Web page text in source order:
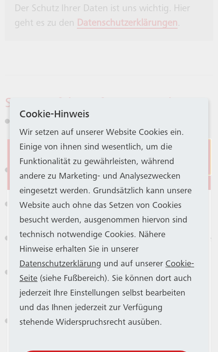
Der Schutz Ihrer Daten ist uns wichtig. Hier
geht es zu den Datenschutzerklärungen.
SWB Mitfahren für Unternehmen
Unternehmens und unterstützen Ihre
Nachhaltigkeitsziele
Sie verbessern den Parkraum an Ihrem
Standort
Sie entlasten Ihre Mitarbeitenden finanziell
(Einsparung v. Spritkosten)
Sie steigern die Attraktivität Ihrer Arbeitsplätze
durch ein innovatives Mobilitätsangebot
Sie fördern den Austausch und die Vernetzung
Ihrer Mitarbeitenden über Hierarchien hinweg
und stärken das Gemeinschaftsgefühl
Sie leisten einen aktiven Beitrag zur
Eingeschränkter
Stadtbahnbetrieb
Aus betriebstechnischen Gründen haben
SWB Bus und Bahn und SSB einen Großteil
der Stadtbahn-Fahrzeuge aus dem Betrieb
genommen. Die KVB unterstützt das
Bonner Verkehrsunternehmen mit 14
Fahrzeugen. SWB Bus und Bahn weist
darauf hin, dass es trotzdem
vorübergehend auf allen Stadtbahnlinien
weniger Kapazitäten geben kann und bittet
Cookie-Hinweis
Wir setzen auf unserer Website Cookies ein.
Einige von ihnen sind wesentlich, um die
Funktionalität zu gewährleisten, während
andere zu Marketing- und Analysezwecken
eingesetzt werden. Grundsätzlich kann unsere
Website auch ohne das Setzen von Cookies
besucht werden, ausgenommen hiervon sind
technisch notwendige Cookies. Nähere
Hinweise erhalten Sie in unserer
Datenschutzerklärung und auf unserer Cookie-
Seite (siehe Fußbereich). Sie können dort auch
jederzeit Ihre Einstellungen selbst bearbeiten
und das Ihnen jederzeit zur Verfügung
stehende Widerspruchsrecht ausüben.